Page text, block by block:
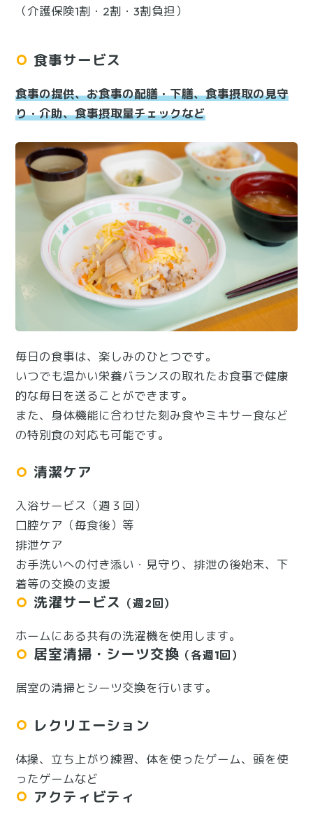
（介護保険1割・2割・3割負担）
食事サービス
食事の提供、お食事の配膳・下膳、食事摂取の見守
り・介助、食事摂取量チェックなど
毎日の食事は、楽しみのひとつです。
いつでも温かい栄養バランスの取れたお食事で健康
的な毎日を送ることができます。
また、身体機能に合わせた刻み食やミキサー食など
の特別食の対応も可能です。
清潔ケア
入浴サービス（週３回）
口腔ケア（毎食後）等
排泄ケア
お手洗いへの付き添い・見守り、排泄の後始末、下
着等の交換の支援
洗濯サービス （週2回）
ホームにある共有の洗濯機を使用します。
居室清掃・シーツ交換 （各週1回）
居室の清掃とシーツ交換を行います。
レクリエーション
体操、立ち上がり練習、体を使ったゲーム、頭を使
ったゲームなど
アクティビティ